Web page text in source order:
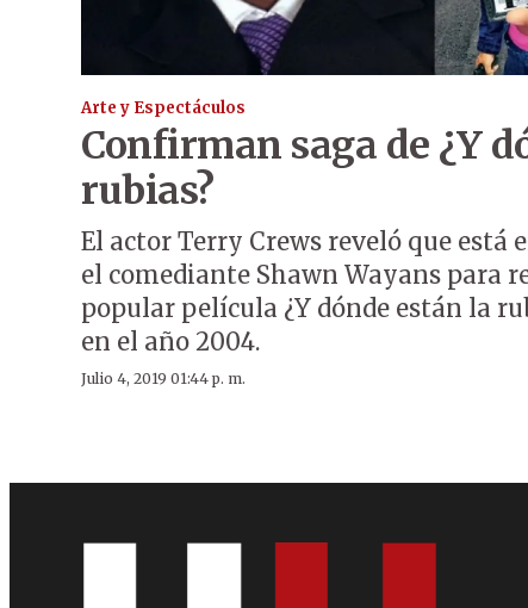
Arte y Espectáculos
Confirman saga de ¿Y
rubias?
El actor Terry Crews reveló que está
el comediante Shawn Wayans para
popular película ¿Y dónde están la
en el año 2004.
Julio 4, 2019 01:44 p. m.